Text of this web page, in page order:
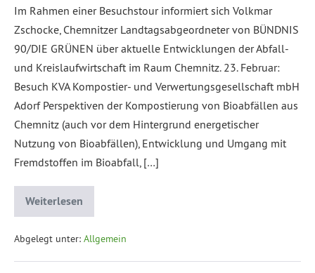
Im Rahmen einer Besuchstour informiert sich Volkmar
Zschocke, Chemnitzer Landtagsabgeordneter von BÜNDNIS
90/DIE GRÜNEN über aktuelle Entwicklungen der Abfall-
und Kreislaufwirtschaft im Raum Chemnitz. 23. Februar:
Besuch KVA Kompostier- und Verwertungsgesellschaft mbH
Adorf Perspektiven der Kompostierung von Bioabfällen aus
Chemnitz (auch vor dem Hintergrund energetischer
Nutzung von Bioabfällen), Entwicklung und Umgang mit
Fremdstoffen im Bioabfall, […]
Weiterlesen
Abgelegt unter: Allgemein